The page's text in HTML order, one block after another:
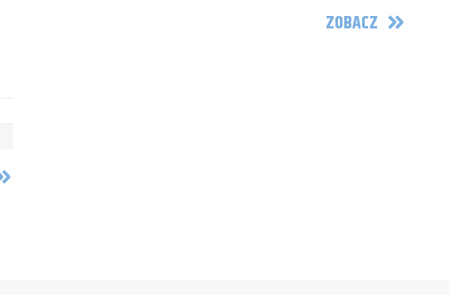
ZOBACZ